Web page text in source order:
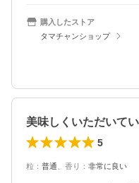
購入したストア
タマチャンショップ
美味しくいただいてい
5
粒 ： 普通 香り ： 非常に良い